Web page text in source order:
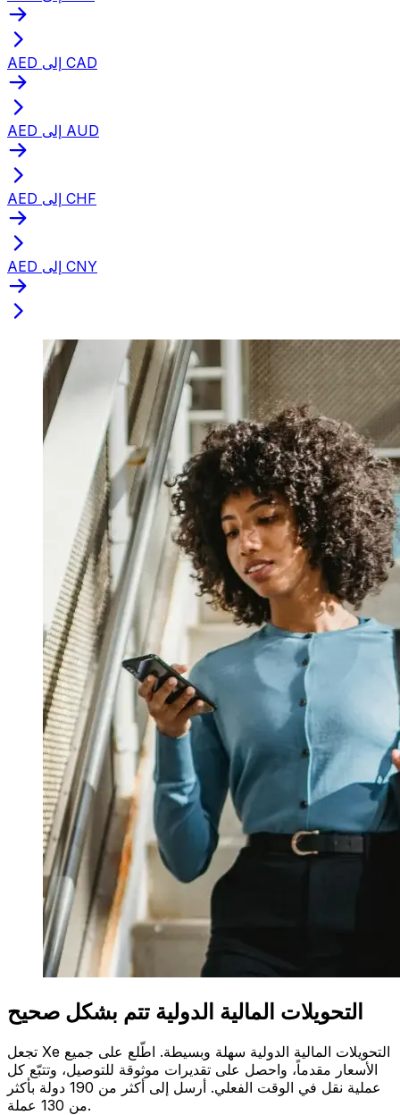
AED إلى CAD
AED إلى AUD
AED إلى CHF
AED إلى CNY
التحويلات المالية الدولية تتم بشكل صحيح
تجعل Xe التحويلات المالية الدولية سهلة وبسيطة. اطّلع على جميع
الأسعار مقدماً، واحصل على تقديرات موثوقة للتوصيل، وتتبّع كل
عملية نقل في الوقت الفعلي. أرسل إلى أكثر من 190 دولة بأكثر
من 130 عملة.